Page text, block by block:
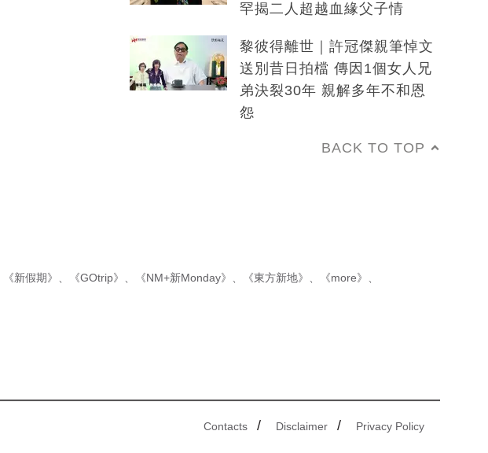
罕揭二人超越血緣父子情
黎彼得離世｜許冠傑親筆悼文
送別昔日拍檔 傳因1個女人兄
弟決裂30年 親解多年不和恩
怨
BACK TO TOP
《新假期》 《GOtrip》 《NM+新Monday》 《東方新地》 《more》
Contacts / Disclaimer / Privacy Policy